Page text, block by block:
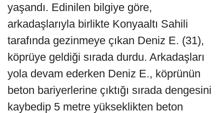
yaşandı. Edinilen bilgiye göre,
arkadaşlarıyla birlikte Konyaaltı Sahili
tarafında gezinmeye çıkan Deniz E. (31),
köprüye geldiği sırada durdu. Arkadaşları
yola devam ederken Deniz E., köprünün
beton bariyerlerine çıktığı sırada dengesini
kaybedip 5 metre yükseklikten beton